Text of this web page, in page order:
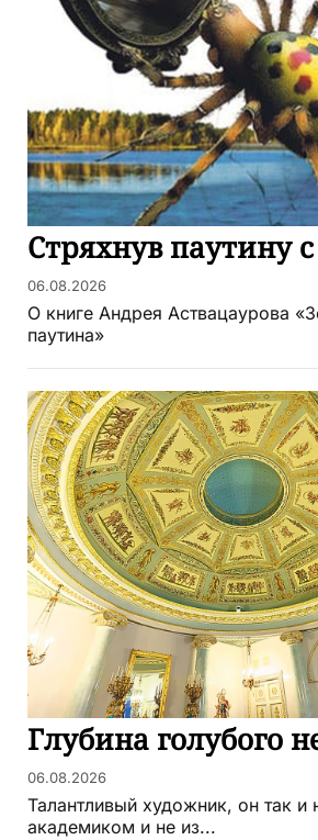
Стряхнув паутину
06.08.2026
О книге Андрея Аствацаурова
паутина»
Глубина голубого
06.08.2026
Талантливый художник, он так и
академиком и не из...